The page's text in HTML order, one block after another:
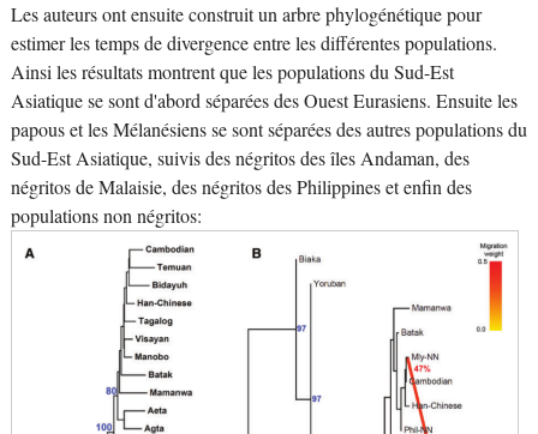
Les auteurs ont ensuite construit un arbre phylogénétique pour
estimer les temps de divergence entre les différentes populations.
Ainsi les résultats montrent que les populations du Sud-Est
Asiatique se sont d'abord séparées des Ouest Eurasiens. Ensuite les
papous et les Mélanésiens se sont séparées des autres populations du
Sud-Est Asiatique, suivis des négritos des îles Andaman, des
négritos de Malaisie, des négritos des Philippines et enfin des
populations non négritos: